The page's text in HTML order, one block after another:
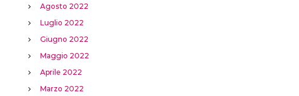
Agosto 2022
Luglio 2022
Giugno 2022
Maggio 2022
Aprile 2022
Marzo 2022